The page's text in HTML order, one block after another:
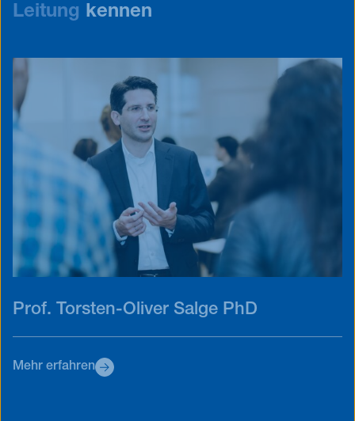
Leitung kennen
Prof. Torsten-Oliver Salge PhD
Mehr erfahren